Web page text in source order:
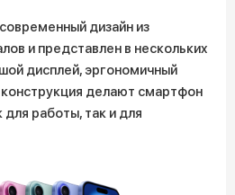
дизайн из
и представлен в нескольких
дисплей, эргономичный
делают смартфон
работы, так и для